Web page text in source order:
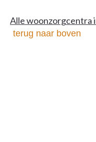
Alle woonzorgcentra
terug naar boven